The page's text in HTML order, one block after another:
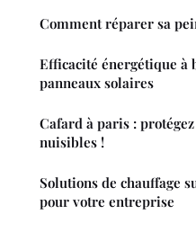
Comment réparer sa
Efficacité énergétique à
panneaux solaires
Cafard à paris :
nuisibles !
Solutions de chauffage
pour votre entreprise